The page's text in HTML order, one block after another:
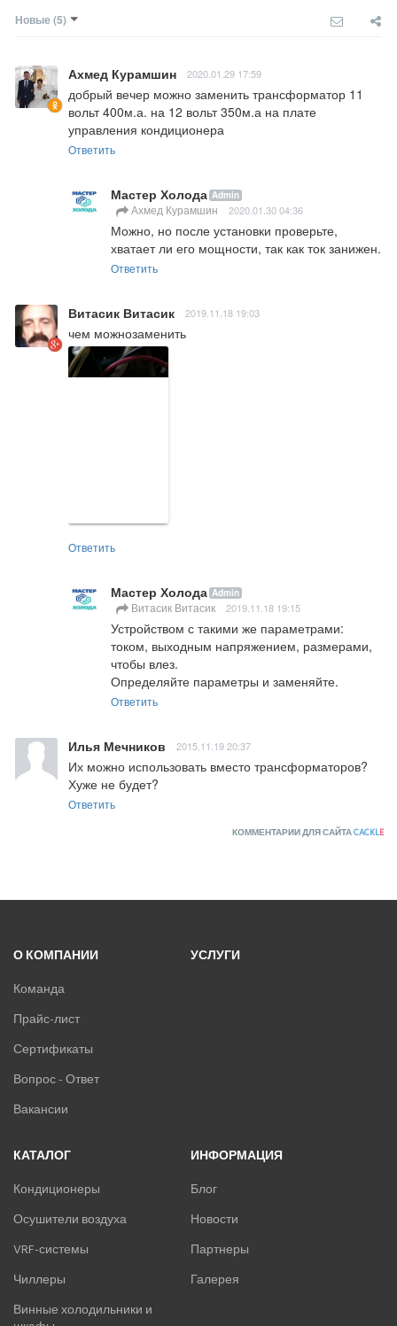
Новые (5)
Ахмед Курамшин 2020.01.29 17:59
добрый вечер можно заменить трансформатор 11
вольт 400м.а. на 12 вольт 350м.а на плате
управления кондиционера
Ответить
Мастер Холода Admin
Ахмед Курамшин 2020.01.30 04:36
Можно, но после установки проверьте,
хватает ли его мощности, так как ток занижен.
Ответить
Витасик Витасик 2019.11.18 19:03
чем можнозаменить
Ответить
Мастер Холода Admin
Витасик Витасик 2019.11.18 19:15
Устройством с такими же параметрами:
током, выходным напряжением, размерами,
чтобы влез.
Определяйте параметры и заменяйте.
Ответить
Илья Мечников 2015.11.19 20:37
Их можно использовать вместо трансформаторов?
Хуже не будет?
Ответить
КОММЕНТАРИИ ДЛЯ САЙТАCACKLE
О КОМПАНИИ
Команда
Прайс-лист
Сертификаты
Вопрос - Ответ
Вакансии
УСЛУГИ
КАТАЛОГ
Кондиционеры
Осушители воздуха
VRF-системы
Чиллеры
Винные холодильники и
ИНФОРМАЦИЯ
Блог
Новости
Партнеры
Галерея